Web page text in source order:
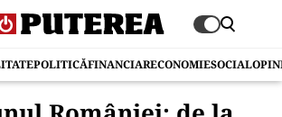
POLITICĂFINANCIARECONOMIESOCIAL